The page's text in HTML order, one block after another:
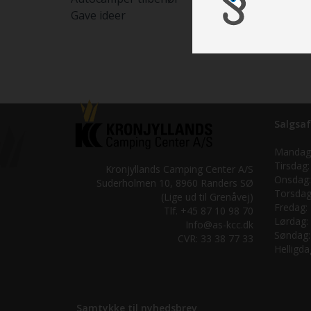
Gave ideer
Kronjyllands Camping Center A/S
Suderholmen 10, 8960 Randers SØ
(Lige ud til Grenåvej)
Tlf. +45 87 10 98 70
Info@as-kcc.dk
CVR: 33 38 77 33
Samtykke til nyhedsbrev
Mandag:
Tirsdag:
Onsdag:
Torsdag:
Fredag:
Lørdag:
Søndag: